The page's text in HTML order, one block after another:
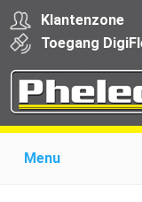
Klantenzone
Toegang Digi
Menu